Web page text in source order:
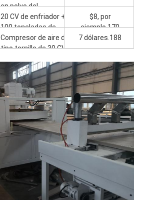
en polvo del
poliestireno SMP500
20 CV de enfriador +
100 toneladas de
torre de
enfriamiento
$8, por
ejemplo.170
Compresor de aire de
tipo tornillo de 30 CV
7 dólares.188